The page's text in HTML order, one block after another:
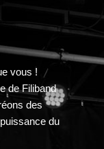
vous !
de Filiband
des
du